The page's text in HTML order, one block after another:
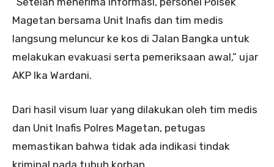
Magetan bersama Unit Inafis dan tim medis
langsung meluncur ke kos di Jalan Bangka untuk
melakukan evakuasi serta pemeriksaan awal,” ujar
AKP Ika Wardani.
Dari hasil visum luar yang dilakukan oleh tim medis
dan Unit Inafis Polres Magetan, petugas
memastikan bahwa tidak ada indikasi tindak